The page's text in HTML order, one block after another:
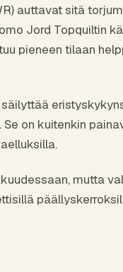
auttavat sitä
Jord Topquiltin
pieneen tilaan
on kuitenkin
mutta